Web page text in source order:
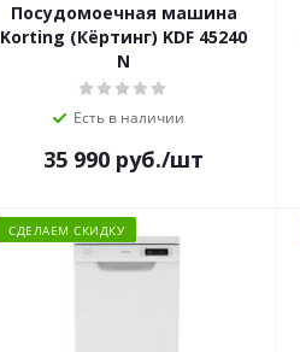
Посудомоечная машина
Korting (Кёртинг) KDF 45240
N
Есть в наличии
35 990 руб./шт
СДЕЛАЕМ СКИДКУ